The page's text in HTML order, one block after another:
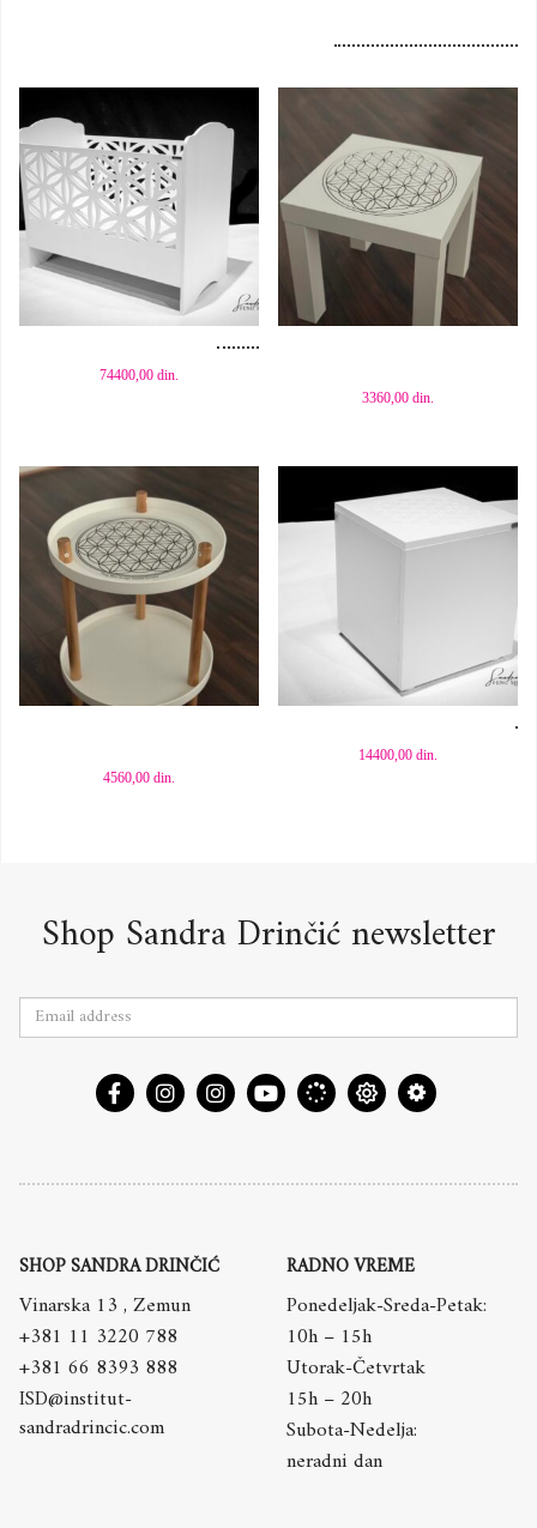
Dodaj u korpu
74400,00 din.
Dodaj u korpu
3360,00din.
Dodaj u korpu
4560,00 din.
Dodaj u korpu
14400,00din.
Shop Sandra Drinčić newsletter
SHOP SANDRA DRINČIĆ
Vinarska 13 , Zemun
+381 11 3220 788
+381 66 8393 888
ISD@institut-
sandradrincic.com
RADNO VREME
Ponedeljak-Sreda-Petak:
10h – 15h
Utorak-Četvrtak
15h – 20h
Subota-Nedelja:
neradni dan